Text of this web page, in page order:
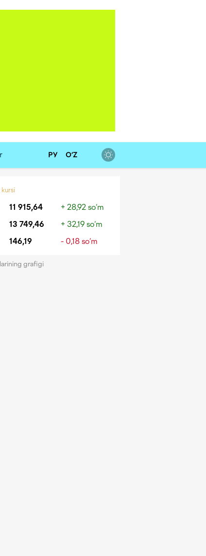
РУ O‘Z
kursi
11 915,64
+ 28,92 so‘m
13 749,46
+ 32,19 so‘m
146,19 - 0,18 so‘m
grafigi